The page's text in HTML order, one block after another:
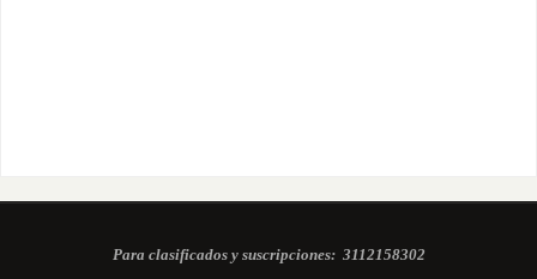
Para clasificados y suscripciones: 3112158302